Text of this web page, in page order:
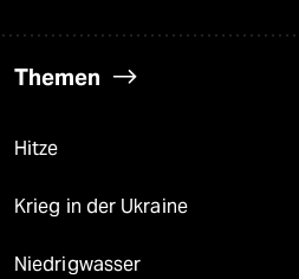
Themen
Hitze
Krieg in der Ukraine
Niedrigwasser